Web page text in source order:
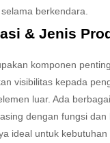
berkendara.
& Jenis
komponen
visibilitas kepada
luar. Ada
dengan fungsi dan
ideal untuk